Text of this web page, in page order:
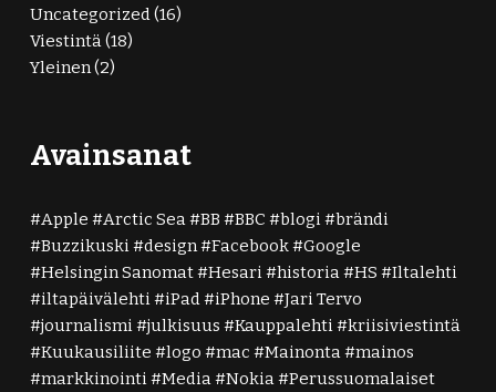
Uncategorized(16)
Viestintä(18)
Yleinen(2)
Avainsanat
Apple Arctic Sea BB BBC blogi
brändi
Buzzikuski
design Facebook
Google
Helsingin Sanomat
Hesari historia HS
Iltalehti
iltapäivälehti
iPad iPhone
Jari Tervo
journalismi
julkisuus Kauppalehti
kriisiviestintä
Kuukausiliite
logo mac Mainonta
mainos
markkinointi
Media Nokia
Perussuomalaiset